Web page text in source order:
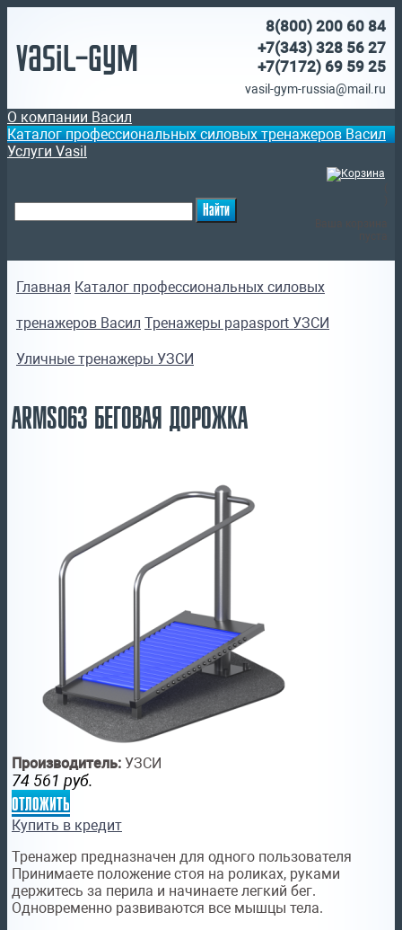
Vasil-Gym
8(800) 200 60 84
+7(343) 328 56 27
+7(7172) 69 59 25
vasil-gym-russia@mail.ru
О компании Васил
Каталог профессиональных силовых тренажеров Васил
Услуги Vasil
Главная Каталог профессиональных силовых
тренажеров Васил Тренажеры papasport УЗСИ
Уличные тренажеры УЗСИ
ARMS063 БЕГОВАЯ ДОРОЖКА
Производитель: УЗСИ
74 561 руб.
отложить
Купить в кредит
Тренажер предназначен для одного пользователя
Принимаете положение стоя на роликах, руками
держитесь за перила и начинаете легкий бег.
Одновременно развиваются все мышцы тела.